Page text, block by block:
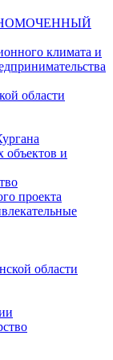
климата и
области
объектов и
проекта
области